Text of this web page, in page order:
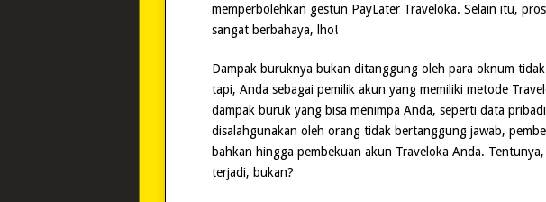
memperbolehkan gestun PayLater Traveloka. Selain itu,
sangat berbahaya, lho!
Dampak buruknya bukan ditanggung oleh para oknum
tapi, Anda sebagai pemilik akun yang memiliki metode
dampak buruk yang bisa menimpa Anda, seperti data
disalahgunakan oleh orang tidak bertanggung jawab,
bahkan hingga pembekuan akun Traveloka Anda.
terjadi, bukan?